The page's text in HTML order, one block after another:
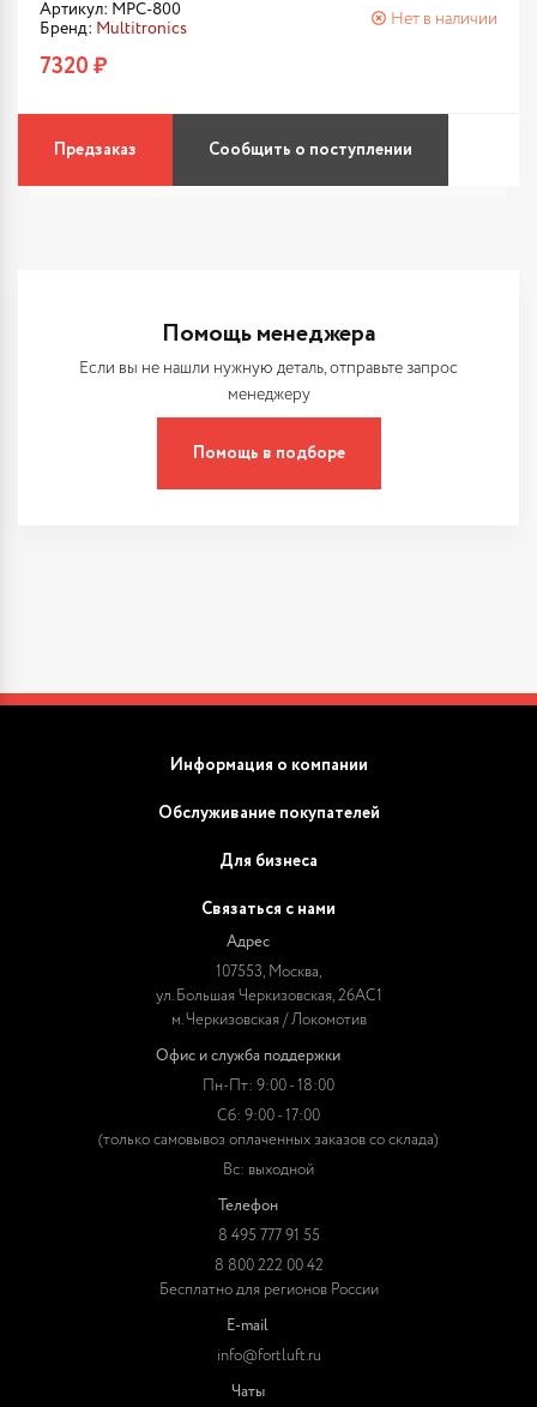
Артикул: MPC-800
Бренд: Multitronics
Нет в наличии
7320 ₽
Предзаказ Сообщить о поступлении
Помощь менеджера
Если вы не нашли нужную деталь, отправьте запрос
менеджеру
Помощь в подборе
Информация о компании
Обслуживание покупателей
Для бизнеса
Связаться с нами
Адрес
107553, Москва,
ул. Большая Черкизовская, 26АС1
м. Черкизовская / Локомотив
Офис и служба поддержки
Пн-Пт: 9:00 - 18:00
Сб: 9:00 - 17:00
(только самовывоз оплаченных заказов со склада)
Вс: выходной
Телефон
8 495 777 91 55
8 800 222 00 42
Бесплатно для регионов России
E-mail
info@fortluft.ru
Чаты